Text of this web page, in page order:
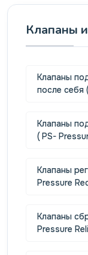
Клапаны
Клапаны
после себя
Клапаны
( PS-
Клапаны
Pressure
Клапаны
Pressure